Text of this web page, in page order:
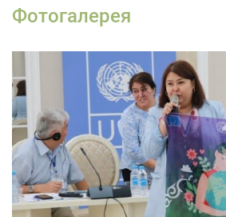
Фотогалерея